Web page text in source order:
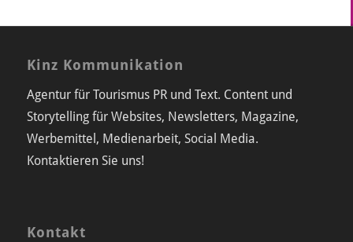
Kinz Kommunikation
Agentur für Tourismus PR und Text. Content und
Storytelling für Websites, Newsletters, Magazine,
Werbemittel, Medienarbeit, Social Media.
Kontaktieren Sie uns!
Kontakt